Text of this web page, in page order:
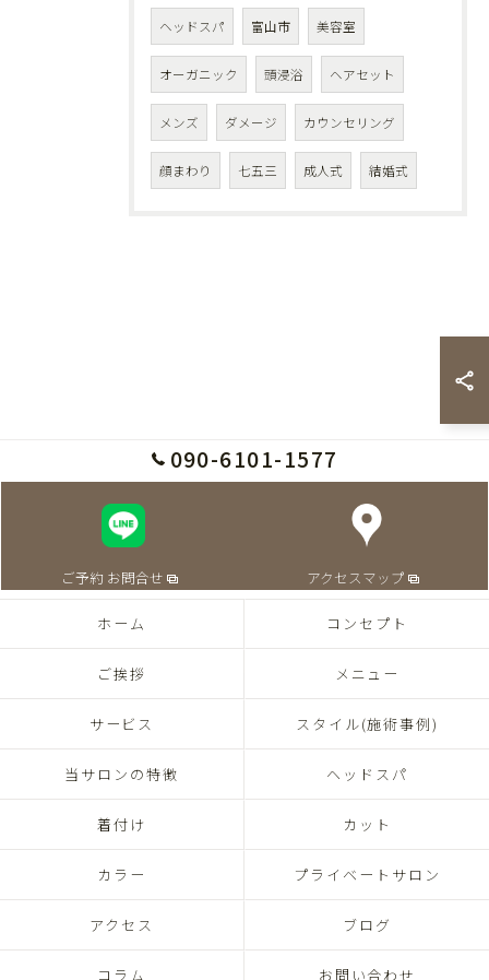
ヘッドスパ 富山市 美容室
オーガニック 頭浸浴 ヘアセット
メンズ ダメージ カウンセリング
顔まわり 七五三 成人式 結婚式
090-6101-1577
ご予約 お問合せ アクセスマップ
ホーム コンセプト
ご挨拶 メニュー
サービス スタイル(施術事例)
当サロンの特徴 ヘッドスパ
着付け カット
カラー プライベートサロン
アクセス ブログ
コラム お問い合わせ